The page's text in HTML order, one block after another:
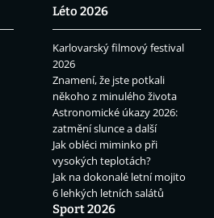
Léto 2026
Karlovarský filmový festival
2026
Znamení, že jste potkali
někoho z minulého života
Astronomické úkazy 2026:
zatmění slunce a další
Jak obléci miminko při
vysokých teplotách?
Jak na dokonalé letní mojito
6 lehkých letních salátů
Sport 2026